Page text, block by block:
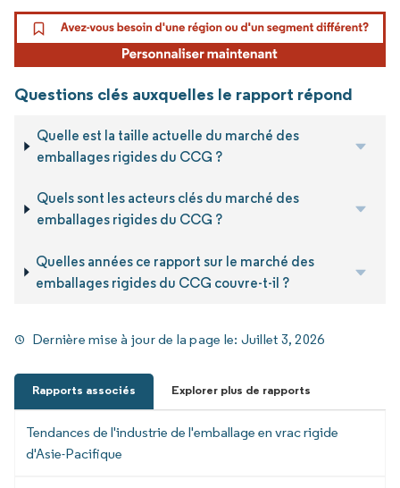
Questions clés auxquelles le rapport répond
Quelle est la taille actuelle du marché des
emballages rigides du CCG ?
Quels sont les acteurs clés du marché des
emballages rigides du CCG ?
Quelles années ce rapport sur le marché des
emballages rigides du CCG couvre-t-il ?
Dernière mise à jour de la page le: Juillet 3, 2026
Rapports associés Explorer plus de rapports
Tendances de l'industrie de l'emballage en vrac rigide
d'Asie-Pacifique